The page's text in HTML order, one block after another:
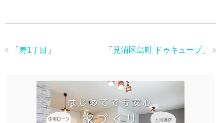
「 見沼区島町 ドゥキューブ 」
「 寿1丁目 」